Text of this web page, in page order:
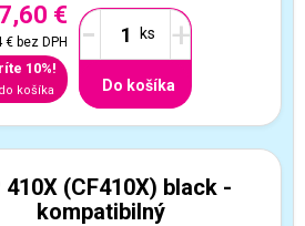
€
€bez DPH
10%!
košíka
- +
Do košíka
410X (CF410X) black -
kompatibilný